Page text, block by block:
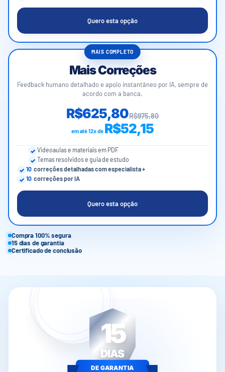
Quero esta opção
MAIS COMPLETO
Mais Correções
Feedback humano detalhado e apoio instantâneo por IA, sempre de
acordo com a banca.
R$625,80R$975,80
em até 12x de R$52,15
Videoaulas e materiais em PDF
Temas resolvidos e guia de estudo
10 correções detalhadas com especialista +
10 correções por IA
Quero esta opção
Compra 100% segura
15 dias de garantia
Certificado de conclusão
15
DIAS
DE GARANTIA